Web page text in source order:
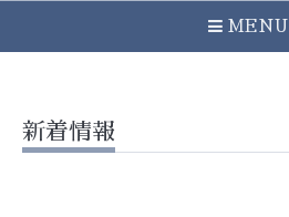
MENU
新着情報